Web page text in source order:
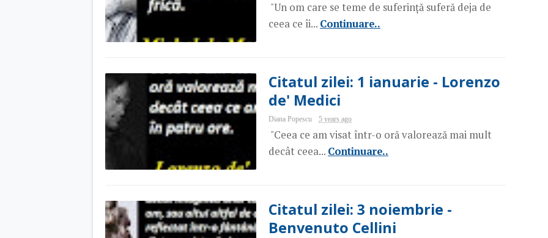
"Un om care se teme de suferință suferă deja de
ceea ce îi... Continuare..
Citatul zilei: 1 ianuarie - Lorenzo
de' Medici
Diana Popescu 5 years ago
"Ceea ce am visat într-o oră valorează mai mult
decât ceea... Continuare..
Citatul zilei: 3 noiembrie -
Benvenuto Cellini